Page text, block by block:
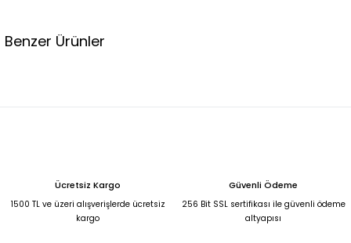
Benzer Ürünler
5.900,00 TL
Ücretsiz Kargo
1500 TL ve üzeri alışverişlerde ücretsiz
kargo
Güvenli Ödeme
256 Bit SSL sertifikası ile güvenli ödeme
altyapısı